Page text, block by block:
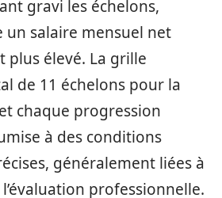
gravi les échelons,
salaire mensuel net
plus élevé. La grille
de 11 échelons pour la
chaque progression
à des conditions
généralement liées à
l’évaluation professionnelle.